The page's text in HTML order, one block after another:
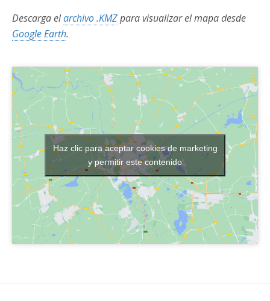
Descarga elarchivo .KMZpara visualizar el mapa desde
Google Earth.
Haz clic para aceptar cookies de marketing
y permitir este contenido